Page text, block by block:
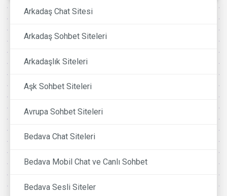
Arkadaş Chat Sitesi
Arkadaş Sohbet Siteleri
Arkadaşlık Siteleri
Aşk Sohbet Siteleri
Avrupa Sohbet Siteleri
Bedava Chat Siteleri
Bedava Mobil Chat ve Canlı Sohbet
Bedava Sesli Siteler